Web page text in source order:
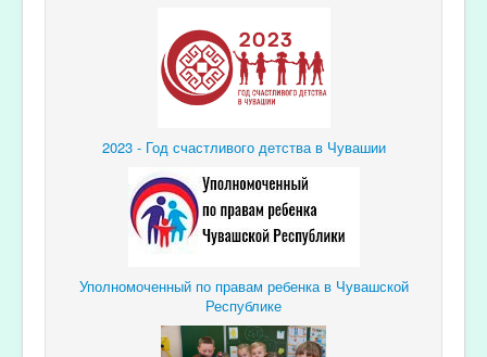
2023 - Год счастливого детства в Чувашии
Уполномоченный по правам ребенка в Чувашской
Республике